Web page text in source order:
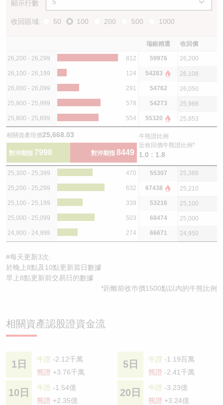
顯示行數
收回區域: 50 100 200 500 1000
瑞銀精選 收回價
26,200 - 26,299 812 59976 26,200
26,100 - 26,199 124 54283 26,108
26,000 - 26,099 291 54762 26,050
25,900 - 25,999 578 54273 25,988
25,800 - 25,899 554 55320 25,853
相關資產現價25,668.03
對沖期指 7998 對沖期指 8449
牛熊證比例
近收回價牛熊證比例*
1.0 : 1.8
25,300 - 25,399 470 55307 25,388
25,200 - 25,299 632 67438 25,210
25,100 - 25,199 339 53216 25,100
25,000 - 25,099 503 68474 25,000
24,900 - 24,999 274 66671 24,950
#每天更新3次:
於晚上8點及10點更新當日數據
早上8點更新前交易日的數據
*距離前收巿價1500點以內的牛熊比例
相關資產認股證資金流
1日 牛證 -2.12千萬
熊證 +3.76千萬
5日 牛證 -1.19百萬
熊證 -2.41千萬
10日 牛證 -1.54億
熊證 +2.35億
20日 牛證 -3.23億
熊證 +3.24億